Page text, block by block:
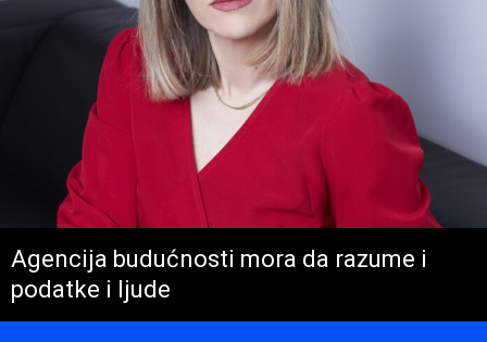
Agencija budućnosti mora da razume i
podatke i ljude